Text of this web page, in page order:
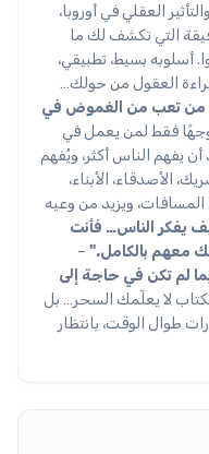
العقلي في أوروبا،
التي تكشف لك ما
أسلوبه بسيط، تطبيقي،
العقول من حولك…
من تعب من الغموض في
فقط لمن يعمل في
يفهم الناس أكثر، ويُفهم
الأصدقاء، الأبناء،
المسافات، ويزيد من وعيه
يفكر الناس… فأنت
معهم بالكامل." –
لم تكن في حاجة إلى
لا يعلّمك السحر… بل
طوال الوقت، بانتظار